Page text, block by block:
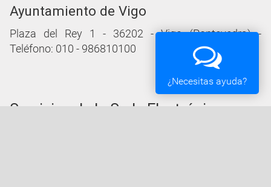
Ayuntamiento de Vigo
Plaza del Rey 1 - 36202 - Vigo (Pontevedra) -
Teléfono: 010 - 986810100
Servicios de la Sede Electrónica
¿Necesitas ayuda?